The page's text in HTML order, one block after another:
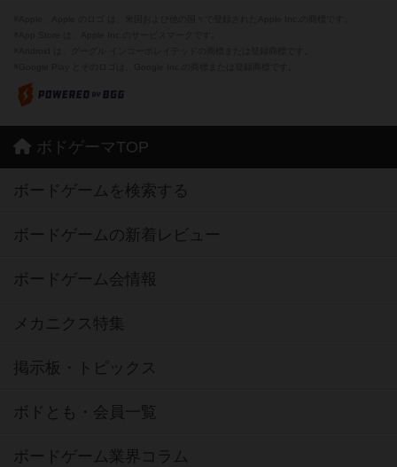
ボドゲーマTOP
ボードゲームを検索する
ボードゲームの新着レビュー
ボードゲーム会情報
メカニクス特集
掲示板・トピックス
ボドとも・会員一覧
ボードゲーム業界コラム